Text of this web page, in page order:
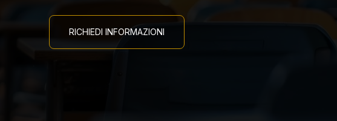
RICHIEDI INFORMAZIONI